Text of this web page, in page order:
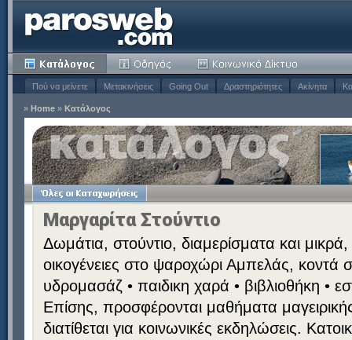
Πού να μείνετε Μετακινήσεις Going Out Δραστηριότητες Ακίνητα
» Home » Κατάλογος
Μαργαρίτα Στούντιο
Δωμάτια, στούντιο, διαμερίσματα και μικρά,
οικογένειες στο ψαροχώρι Αμπελάς, κοντά
υδρομασάζ • παιδικη χαρά • βιβλιοθήκη •
Επίσης, προσφέρονται μαθήματα
διατίθεται για κοινωνικές εκδηλώσεις.